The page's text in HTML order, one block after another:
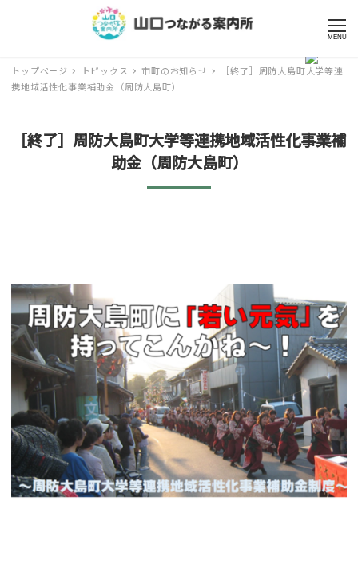
MENU
トップページ トピックス 市町のお知らせ
［終了］周防大島町大学等連
携地域活性化事業補助金（周防大島町）
［終了］周防大島町大学等連携地域活性化事業補
助金（周防大島町）